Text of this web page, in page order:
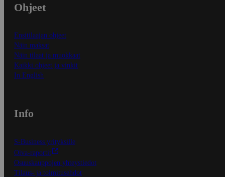
Ohjeet
Ensitilaajan ohjeet
Näin maksat
Näin tilaat ja muokkaat
Kaikki ohjeet ja vinkit
In English
Info
S-Business yrityksille
Oiva-raportit
Osuuskauppojen yhteystiedot
Tilaus- ja toimitusehdot